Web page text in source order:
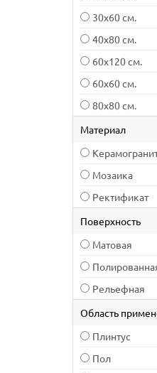
30х60 см.
40х80 см.
60х120 см.
60х60 см.
80х80 см.
Материал
Мозаика
Ректификат
Поверхность
Матовая
Рельефная
Область
Плинтус
Пол